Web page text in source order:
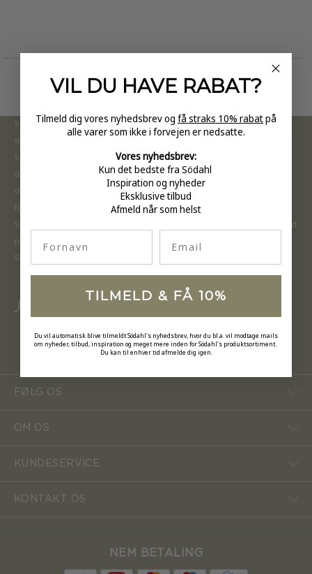
Södahl ønsker at tilbyde en moderne og attraktiv kollektion,
der inspirerer forbrugerne til at forny deres hjem.
Sortimentet opdateres løbende med nye produkter, der er
designet i henhold til tidens trends inden for boligindretning
og mode. Södahls historie og mangeårige ekspertise inden
for tekstilproduktion gør, at vi fokuserer på kvalitet. Med
Södahl får man et moderne design i holdbare materialer med
praktiske features samt høj funktionalitet og brugsværdi.
Södahls produkter skal holde til at blive brugt hver dag!
FØLG OS
OM OS
KUNDESERVICE
KONTAKT OS
NEM BETALING
VIL DU HAVE RABAT?
Tilmeld dig vores nyhedsbrev og få straks 10% rabatpå
alle varer som ikke i forvejen er nedsatte.
Vores nyhedsbrev:
Kun det bedste fra Södahl
Inspiration og nyheder
Eksklusive tilbud
Afmeld når som helst
TILMELD & FÅ 10%
Du vil automatisk blive tilmeldt Södahl's nyhedsbrev, hvor du bl.a. vil modtage mails
om nyheder, tilbud, inspiration og meget mere inden for Södahl's produktsortiment.
Du kan til enhver tid afmelde dig igen.